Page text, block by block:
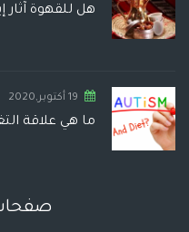
هل للقهوة آثار
19 أكتوبر,2020
ما هي علاقة